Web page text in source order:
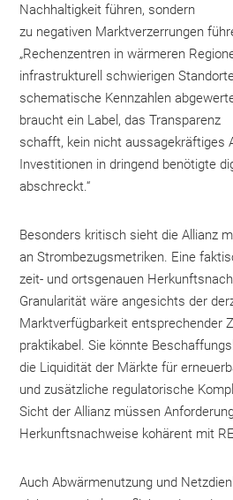
Nachhaltigkeit führen, sondern
zu negativen Marktverzerrungen
„Rechenzentren in wärmeren
infrastrukturell schwierigen
schematische Kennzahlen
braucht ein Label, das Transparenz
schafft, kein nicht aussagekräftiges
Investitionen in dringend benötigte
abschreckt.“
Besonders kritisch sieht die Allianz
an Strombezugsmetriken. Eine
zeit- und ortsgenauen
Granularität wäre angesichts der
Marktverfügbarkeit entsprechender
praktikabel. Sie könnte
die Liquidität der Märkte für
und zusätzliche regulatorische
Sicht der Allianz müssen
Herkunftsnachweise kohärent mit
Auch Abwärmenutzung und